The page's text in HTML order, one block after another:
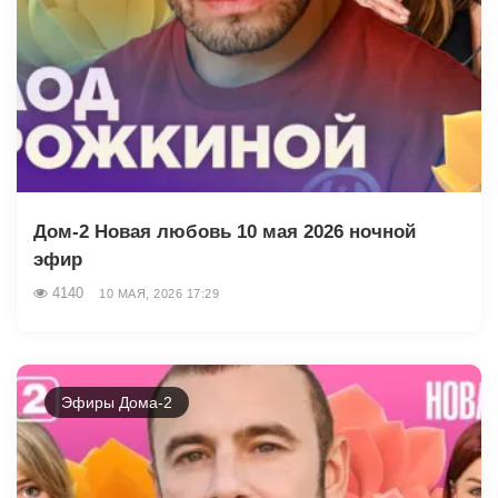
Дом-2 Новая любовь 10 мая 2026 ночной
эфир
4140 10 МАЯ, 2026 17:29
Эфиры Дома-2